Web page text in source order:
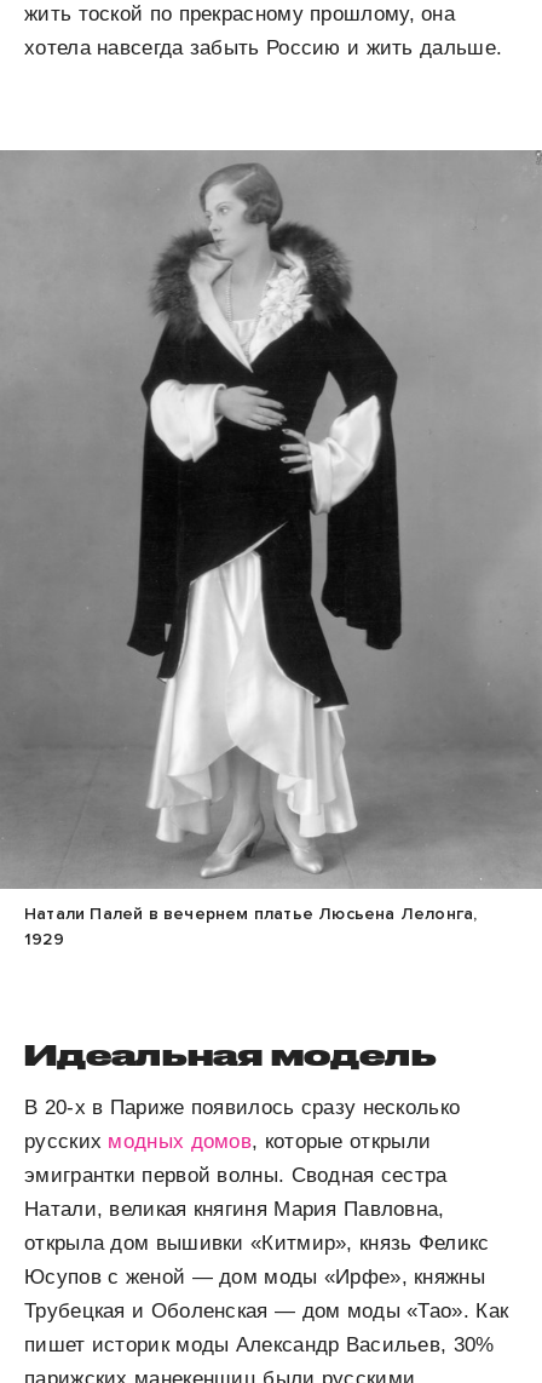
жить тоской по прекрасному прошлому, она
хотела навсегда забыть Россию и жить дальше.
Натали Палей в вечернем платье Люсьена Лелонга,
1929
Идеальная модель
В 20-х в Париже появилось сразу несколько
русских модных домов, которые открыли
эмигрантки первой волны. Сводная сестра
Натали, великая княгиня Мария Павловна,
открыла дом вышивки «Китмир», князь Феликс
Юсупов с женой — дом моды «Ирфе», княжны
Трубецкая и Оболенская — дом моды «Тао». Как
пишет историк моды Александр Васильев, 30%